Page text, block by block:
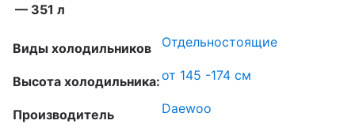
— 351 л
Виды холодильников Отдельностоящие
Высота холодильника:от 145 -174 см
Производитель Daewoo